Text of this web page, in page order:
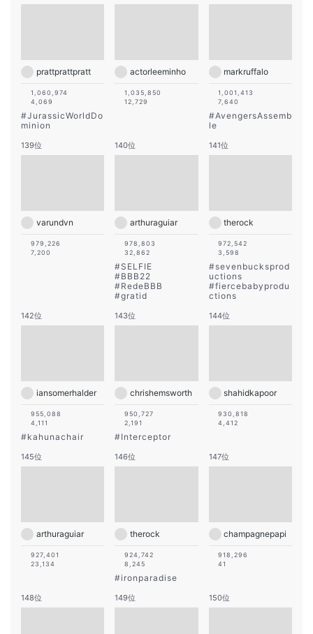
prattprattpratt
1,060,974
4,069
#JurassicWorldDo
minion
actorleeminho
1,035,850
12,729
markruffalo
1,001,413
7,640
#AvengersAssemb
le
139位
varundvn
979,226
7,200
140位
arthuraguiar
978,803
32,862
#SELFIE
#BBB22
#RedeBBB
#gratid
141位
therock
972,542
3,598
#sevenbucksprod
uctions
#fiercebabyprodu
ctions
142位
iansomerhalder
955,088
4,111
#kahunachair
143位
chrishemsworth
950,727
2,191
#Interceptor
144位
shahidkapoor
930,818
4,412
145位
arthuraguiar
927,401
23,134
146位
therock
924,742
8,245
#ironparadise
147位
champagnepapi
918,296
41
148位 149位 150位